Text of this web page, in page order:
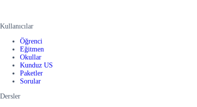
Kullanıcılar
Öğrenci
Eğitmen
Okullar
Kunduz US
Paketler
Sorular
Dersler